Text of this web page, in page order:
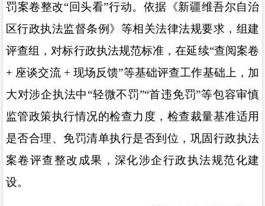
罚案卷整改“回头看”行动。依据《新疆维吾尔自治
区行政执法监督条例》等相关法律法规要求，组建
评查组，对标行政执法规范标准，在延续“查阅案卷
+ 座谈交流 + 现场反馈”等基础评查工作基础上，加
大对涉企执法中“轻微不罚”“首违免罚”等包容审慎
监管政策执行情况的检查力度，检查裁量基准适用
是否合理、免罚清单执行是否到位，巩固行政执法
案卷评查整改成果，深化涉企行政执法规范化建
设。